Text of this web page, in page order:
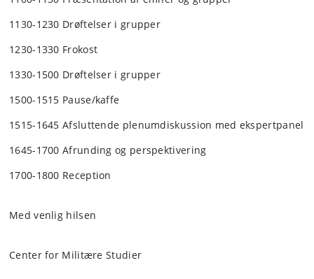
1130-1230 Drøftelser i grupper
1230-1330 Frokost
1330-1500 Drøftelser i grupper
1500-1515 Pause/kaffe
1515-1645 Afsluttende plenumdiskussion med ekspertpanel
1645-1700 Afrunding og perspektivering
1700-1800 Reception
Med venlig hilsen
Center for Militære Studier